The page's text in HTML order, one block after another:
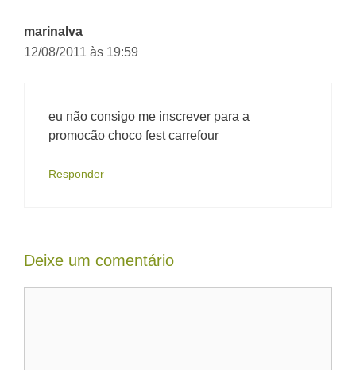
marinalva
12/08/2011 às 19:59
eu não consigo me inscrever para a
promocão choco fest carrefour
Responder
Deixe um comentário